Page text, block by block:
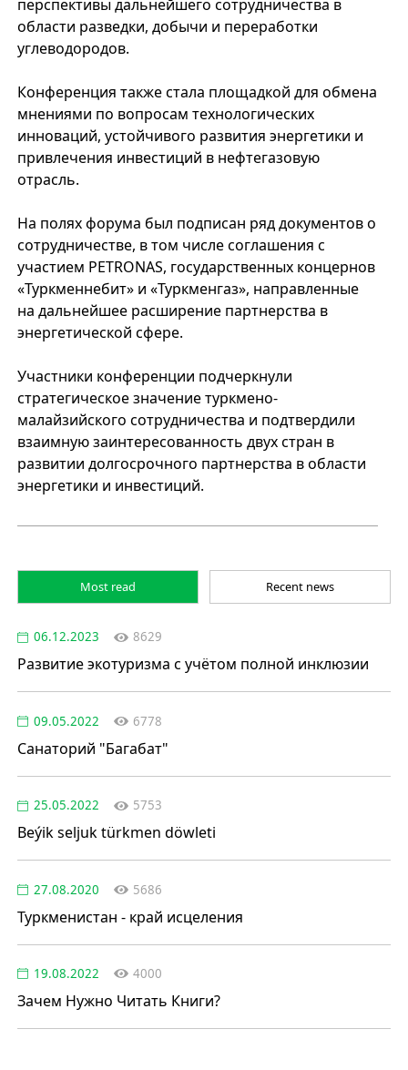
перспективы дальнейшего сотрудничества в
области разведки, добычи и переработки
углеводородов.
Конференция также стала площадкой для обмена
мнениями по вопросам технологических
инноваций, устойчивого развития энергетики и
привлечения инвестиций в нефтегазовую
отрасль.
На полях форума был подписан ряд документов о
сотрудничестве, в том числе соглашения с
участием PETRONAS, государственных концернов
«Туркменнебит» и «Туркменгаз», направленные
на дальнейшее расширение партнерства в
энергетической сфере.
Участники конференции подчеркнули
стратегическое значение туркмено-
малайзийского сотрудничества и подтвердили
взаимную заинтересованность двух стран в
развитии долгосрочного партнерства в области
энергетики и инвестиций.
Most read Recent news
06.12.2023 8629
Развитие экотуризма с учётом полной инклюзии
09.05.2022 6778
Санаторий "Багабат"
25.05.2022 5753
Beýik seljuk türkmen döwleti
27.08.2020 5686
Туркменистан - край исцеления
19.08.2022 4000
Зачем Нужно Читать Книги?